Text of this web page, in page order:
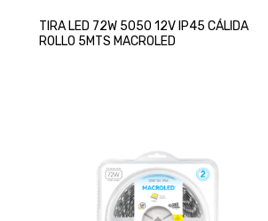
TIRA LED 72W 5050 12V IP45 CÁLIDA
ROLLO 5MTS MACROLED